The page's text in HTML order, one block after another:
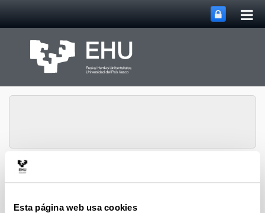
Esta página web usa cookies
OPIK Menú